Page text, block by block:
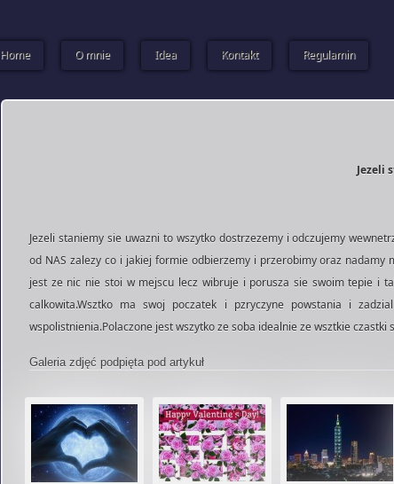
Home O mnie Idea Kontakt Regulamin
Jezeli
Jezeli staniemy sie uwazni to wszytko dostrzezemy i odczujemy
od NAS zalezy co i jakiej formie odbierzemy i przerobimy oraz nadamy
jest ze nic nie stoi w mejscu lecz wibruje i porusza sie swoim tepie i
calkowita.Wsztko ma swoj poczatek i pzryczyne powstania i
wspolistnienia.Polaczone jest wszytko ze soba idealnie ze wsztkie
Galeria zdjęć podpięta pod artykuł